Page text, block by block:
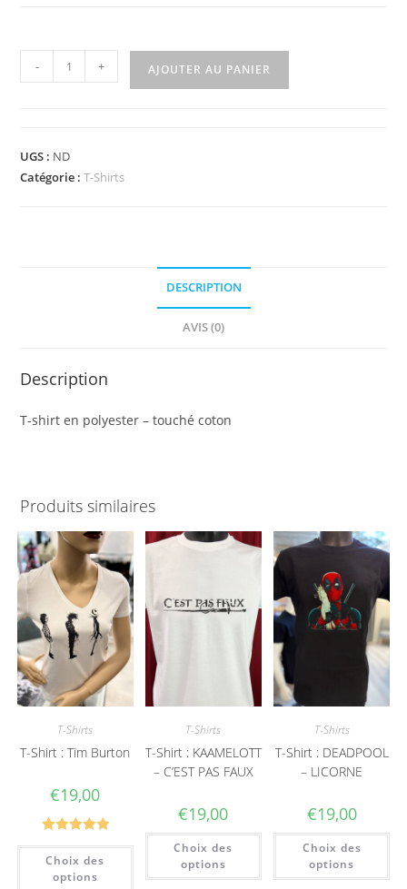
- + AJOUTER AU PANIER
UGS : ND
Catégorie :T-Shirts
DESCRIPTION
AVIS (0)
Description
T-shirt en polyester – touché coton
Produits similaires
T-Shirts
T-Shirt : Tim Burton
€19,00
Note5.00
sur 5
Choix des
options
T-Shirts
T-Shirt : KAAMELOTT
– C’EST PAS FAUX
€19,00
Choix des
options
T-Shirts
T-Shirt : DEADPOOL
– LICORNE
€19,00
Choix des
options